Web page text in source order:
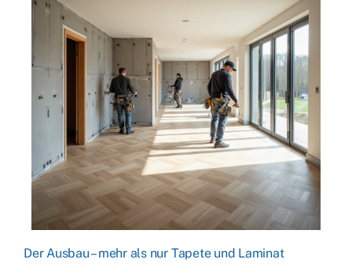
Der Ausbau – mehr als nur Tapete und Laminat